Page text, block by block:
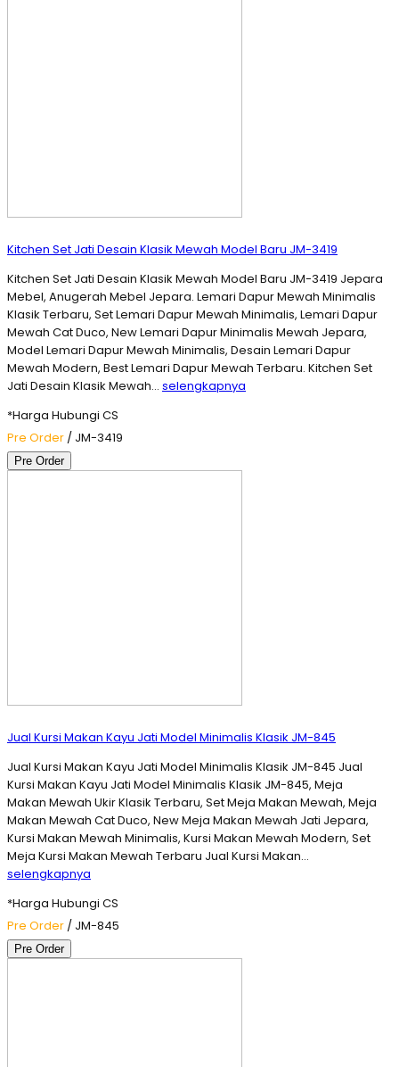
Kitchen Set Jati Desain Klasik Mewah Model Baru JM-3419
Kitchen Set Jati Desain Klasik Mewah Model Baru JM-3419 Jepara
Mebel, Anugerah Mebel Jepara. Lemari Dapur Mewah Minimalis
Klasik Terbaru, Set Lemari Dapur Mewah Minimalis, Lemari Dapur
Mewah Cat Duco, New Lemari Dapur Minimalis Mewah Jepara,
Model Lemari Dapur Mewah Minimalis, Desain Lemari Dapur
Mewah Modern, Best Lemari Dapur Mewah Terbaru. Kitchen Set
Jati Desain Klasik Mewah… selengkapnya
*Harga Hubungi CS
Pre Order / JM-3419
Pre Order
Jual Kursi Makan Kayu Jati Model Minimalis Klasik JM-845
Jual Kursi Makan Kayu Jati Model Minimalis Klasik JM-845 Jual
Kursi Makan Kayu Jati Model Minimalis Klasik JM-845, Meja
Makan Mewah Ukir Klasik Terbaru, Set Meja Makan Mewah, Meja
Makan Mewah Cat Duco, New Meja Makan Mewah Jati Jepara,
Kursi Makan Mewah Minimalis, Kursi Makan Mewah Modern, Set
Meja Kursi Makan Mewah Terbaru Jual Kursi Makan…
selengkapnya
*Harga Hubungi CS
Pre Order / JM-845
Pre Order